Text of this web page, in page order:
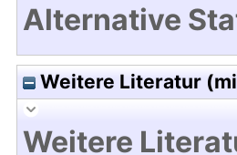
Alternative
Weitere Literatur
Weitere